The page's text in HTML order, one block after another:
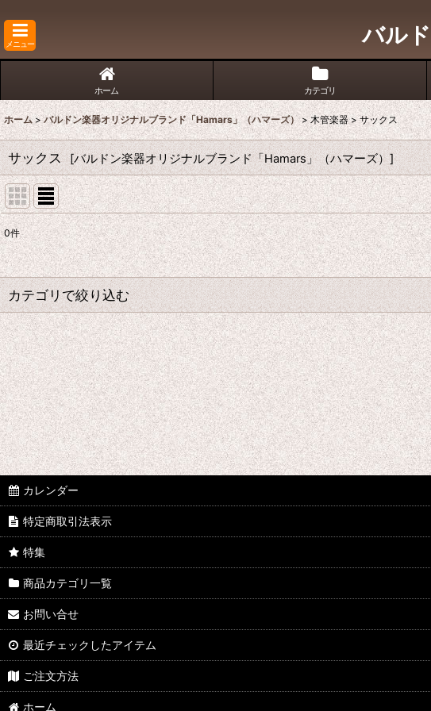
メニュー バル
ホーム カテゴリ
ホーム > バルドン楽器オリジナルブランド「Hamars」（ハマーズ） > 木管楽器 > サックス
サックス [バルドン楽器オリジナルブランド「Hamars」（ハマーズ）]
表示数:
並び順:
0件
カテゴリで絞り込む
木管楽器 (全商品)
フルート
クラリネット
サックス
オーボエ
ファゴット
カレンダー
特定商取引法表示
特集
商品カテゴリ一覧
お問い合せ
最近チェックしたアイテム
ご注文方法
ホーム